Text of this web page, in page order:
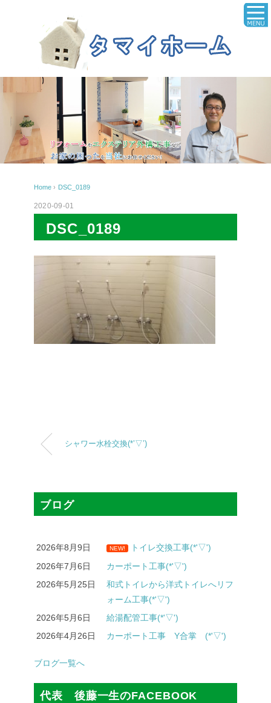
Home › DSC_0189
2020-09-01
DSC_0189
シャワー水栓交換(*’▽’)
ブログ
2026年8月9日 NEW!
トイレ交換工事(*'▽')
2026年7月6日
カーポート工事(*'▽')
2026年5月25日
和式トイレから洋式トイレへリフ
ォーム工事(*'▽')
2026年5月6日
給湯配管工事(*'▽')
2026年4月26日
カーポート工事 Y合掌 (*'▽')
ブログ一覧へ
代表 後藤一生のFACEBOOK